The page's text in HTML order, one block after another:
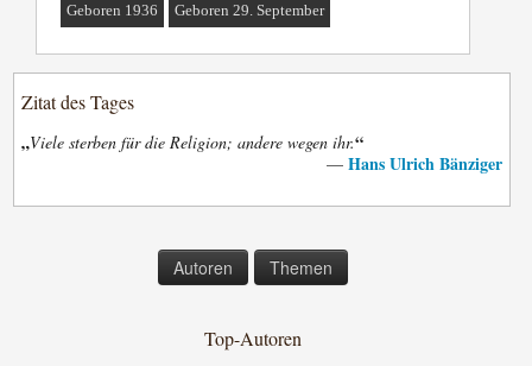
Geboren 1936 Geboren 29. September
Zitat des Tages
„Viele sterben für die Religion; andere wegen ihr.“
— Hans Ulrich Bänziger
Autoren Themen
Top-Autoren